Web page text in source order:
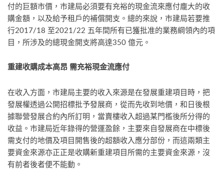
付的巨額市價，市建局必須要有充裕的現金流來應付龐大的收
購金額，以及給予租戶的補償開支。總的來說，市建局若要推
行2017/18 至2021/22 五年間所有已獲批准的業務綱領內的項
目，所涉及的總現金開支將高達350 億元。
重建收購成本高昂 需充裕現金流應付
在收入方面，市建局主要的收入來源是在發展重建項目時，把
發展權透過公開招標批予發展商，從而先收到地價，和日後根
據聯營發展合約內所訂明，當賣樓收入超過某門檻後所分得的
收益。市建局近年錄得的營運盈餘，主要來自發展商在中標後
需支付的地價及項目開售後的超額收入應分部份，而這兩類主
要資金來源亦正正是收購新重建項目所需的主要資金來源，沒
有前者後者便不能動。